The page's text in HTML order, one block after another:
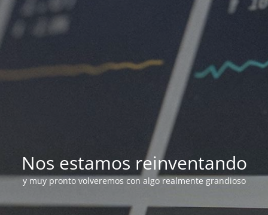
Nos estamos reinventando
y muy pronto volveremos con algo realmente grandioso